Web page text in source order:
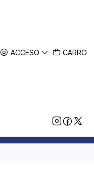
ACCESO CARRO